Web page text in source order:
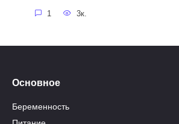
1 3к.
Основное
Беременность